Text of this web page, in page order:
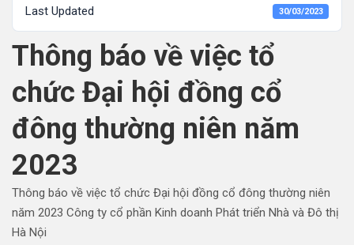
Last Updated 30/03/2023
Thông báo về việc tổ
chức Đại hội đồng cổ
đông thường niên năm
2023
Thông báo về việc tổ chức Đại hội đồng cổ đông thường niên
năm 2023 Công ty cổ phần Kinh doanh Phát triển Nhà và Đô thị
Hà Nội